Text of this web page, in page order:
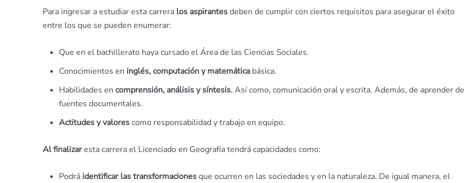
Para ingresar a estudiar esta carrera los aspirantesdeben de cumplir con ciertos requisitos para asegurar el éxito
entre los que se pueden enumerar:
Que en el bachillerato haya cursado el Área de las Ciencias Sociales.
Conocimientos en inglés, computación y matemática básica.
Habilidades en comprensión, análisis y síntesis. Así como, comunicación oral y escrita. Además, de aprender de
fuentes documentales.
Actitudes y valorescomo responsabilidad y trabajo en equipo.
Al finalizaresta carrera el Licenciado en Geografía tendrá capacidades como:
Podrá identificar las transformacionesque ocurren en las sociedades y en la naturaleza. De igual manera, el